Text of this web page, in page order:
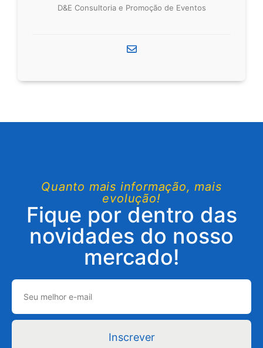
D&E Consultoria e Promoção de Eventos
Quanto mais informação, mais
evolução!
Fique por dentro das
novidades do nosso
mercado!
Inscrever